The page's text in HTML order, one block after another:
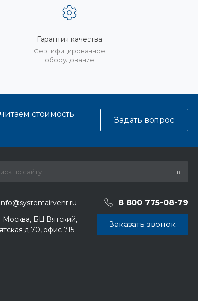
Гарантия качества
Сертифицированное
оборудование
стоимость
Задать вопрос
info@systemairvent.ru 8 800 775-08-79
Москва, БЦ Вятский,
д.70, офис 715
Заказать звонок